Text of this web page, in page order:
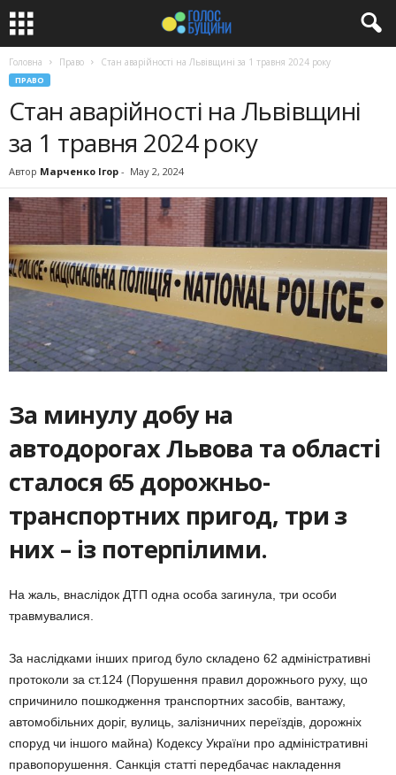
Головна Право Стан аварійності на Львівщині за 1 травня 2024 року
ПРАВО
Стан аварійності на Львівщині
за 1 травня 2024 року
Автор Марченко Ігор - May 2, 2024
За минулу добу на
автодорогах Львова та області
сталося 65 дорожньо-
транспортних пригод, три з
них – із потерпілими.
На жаль, внаслідок ДТП одна особа загинула, три особи
травмувалися.
За наслідками інших пригод було складено 62 адміністративні
протоколи за ст.124 (Порушення правил дорожнього руху, що
спричинило пошкодження транспортних засобів, вантажу,
автомобільних доріг, вулиць, залізничних переїздів, дорожніх
споруд чи іншого майна) Кодексу України про адміністративні
правопорушення. Санкція статті передбачає накладення